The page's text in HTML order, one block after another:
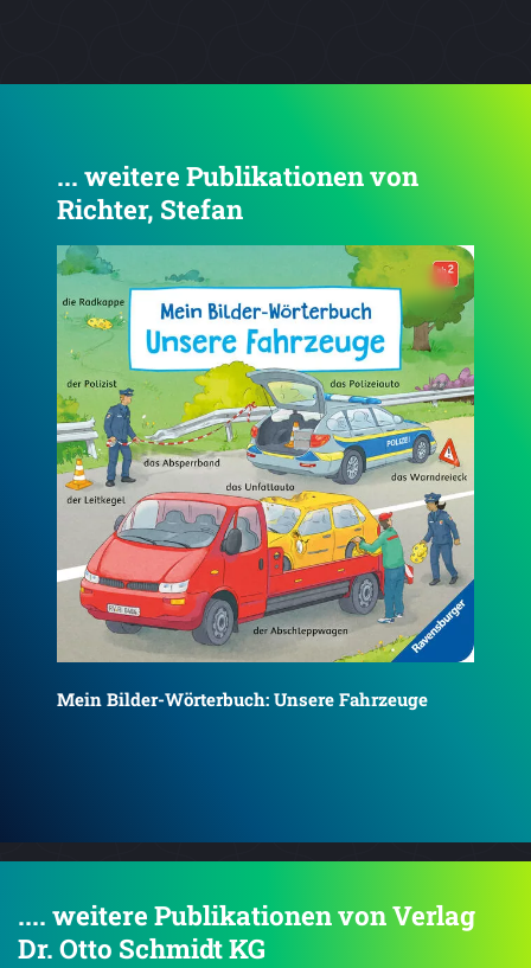
... weitere Publikationen von
Richter, Stefan
4.4
.... weitere Publikationen von Verlag
Dr. Otto Schmidt KG